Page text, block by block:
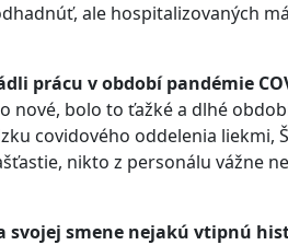
ale hospitalizovaných
prácu v období pandémie
nové, bolo to ťažké a dlhé
covidového oddelenia liekmi,
nikto z personálu vážne
svojej smene nejakú vtipnú